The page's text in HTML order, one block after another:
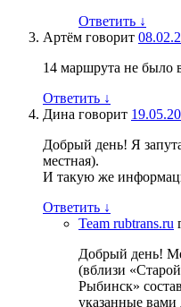
Ответить ↓
Артём говорит
14 маршрута не было
Ответить ↓
Дина говорит
Добрый день! Я
местная).
И такую же
Ответить ↓
Team rubtrans.ru
Добрый день!
(вблизи
Рыбинск»
указанные вами